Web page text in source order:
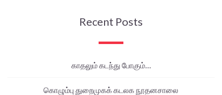
Recent Posts
காதலும் கடந்து போகும்…
கொழும்பு துறைமுகக் கடலக நூதனசாலை